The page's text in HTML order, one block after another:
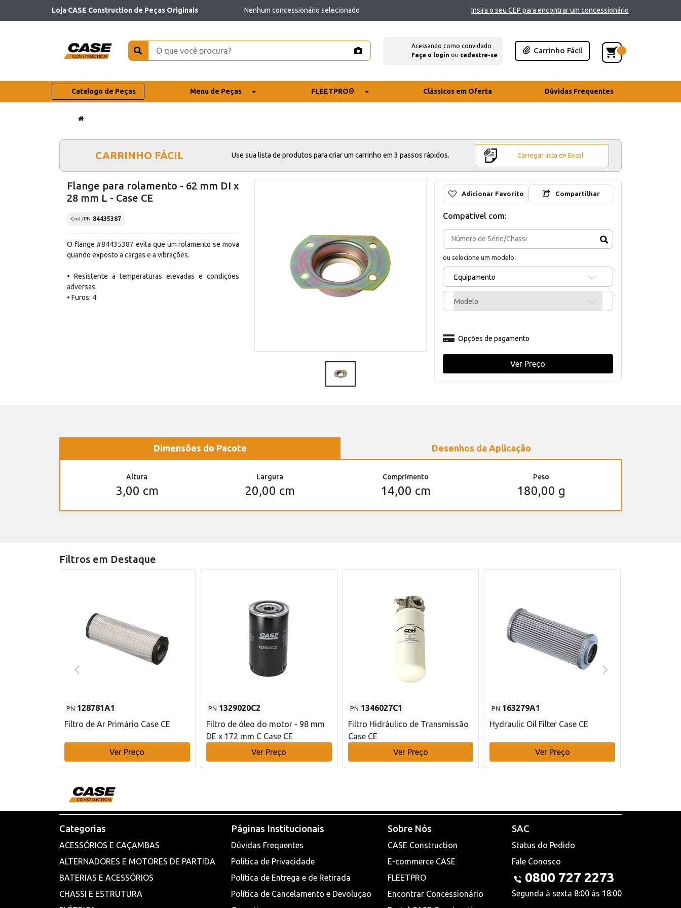
Loja CASE Construction de Peças Originais Nenhum concessionário selecionado Insira o seu CEP para encontrar um concessionário
Acessando como convidado
Faça o login ou cadastre-se
Carrinho Fácil
Catalogo de Peças Menu de Peças FLEETPRO® Clássicos em Oferta Dúvidas Frequentes
CARRINHO FÁCIL Use sua lista de produtos para criar um carrinho em 3 passos rápidos. Carregar lista de Excel
Flange para rolamento - 62 mm DI x
28 mm L - Case CE
Cód./PN 84435387
O flange #84435387 evita que um rolamento se mova
quando exposto a cargas e a vibrações.
• Resistente a temperaturas elevadas e condições
adversas
• Furos: 4
Adicionar Favorito Compartilhar
Compativel com:
ou selecione um modelo:
Equipamento
Modelo
Opções de pagamento
Ver Preço
Dimensões do Pacote Desenhos da Aplicação
Altura
3,00 cm
Largura
20,00 cm
Comprimento
14,00 cm
Peso
180,00 g
Filtros em Destaque
PN 128781A1
Filtro de Ar Primário Case CE
Ver Preço
PN 1329020C2
Filtro de óleo do motor - 98 mm
DE x 172 mm C Case CE
Ver Preço
PN 1346027C1
Filtro Hidráulico de Transmissão
Case CE
Ver Preço
PN 163279A1
Hydraulic Oil Filter Case CE
Ver Preço
Categorias
ACESSÓRIOS E CAÇAMBAS
ALTERNADORES E MOTORES DE PARTIDA
BATERIAS E ACESSÓRIOS
CHASSI E ESTRUTURA
Páginas Institucionais
Dúvidas Frequentes
Política de Privacidade
Política de Entrega e de Retirada
Política de Cancelamento e Devoluçao
Sobre Nós
CASE Construction
E-commerce CASE
FLEETPRO
Encontrar Concessionário
SAC
Status do Pedido
Fale Conosco
0800 727 2273
Segunda à sexta 8:00 às 18:00